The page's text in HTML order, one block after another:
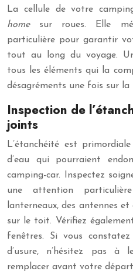
La cellule de votre
home sur roues. Elle
particulière pour garantir
tout au long du voyage.
tous les éléments qui la
désagréments une fois sur la
Inspection de
joints
L’étanchéité est
d’eau qui pourraient
camping-car. Inspectez
une attention
lanterneaux, des antennes
sur le toit. Vérifiez
fenêtres. Si vous
d’usure, n’hésitez pas
remplacer avant votre